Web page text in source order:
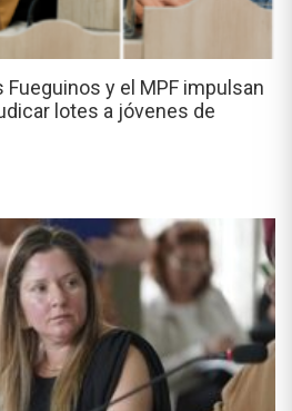
Fueguinos y el MPF impulsan
lotes a jóvenes de